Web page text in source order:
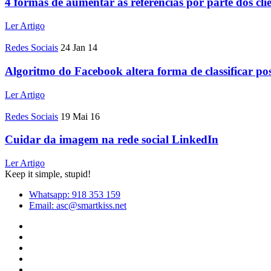
Ler Artigo
Redes Sociais 24 Jan 14
Algoritmo do Facebook altera forma de classificar
Ler Artigo
Redes Sociais 19 Mai 16
Cuidar da imagem na rede social LinkedIn
Ler Artigo
Keep it simple, stupid!
Whatsapp: 918 353 159
Email: asc@smartkiss.net